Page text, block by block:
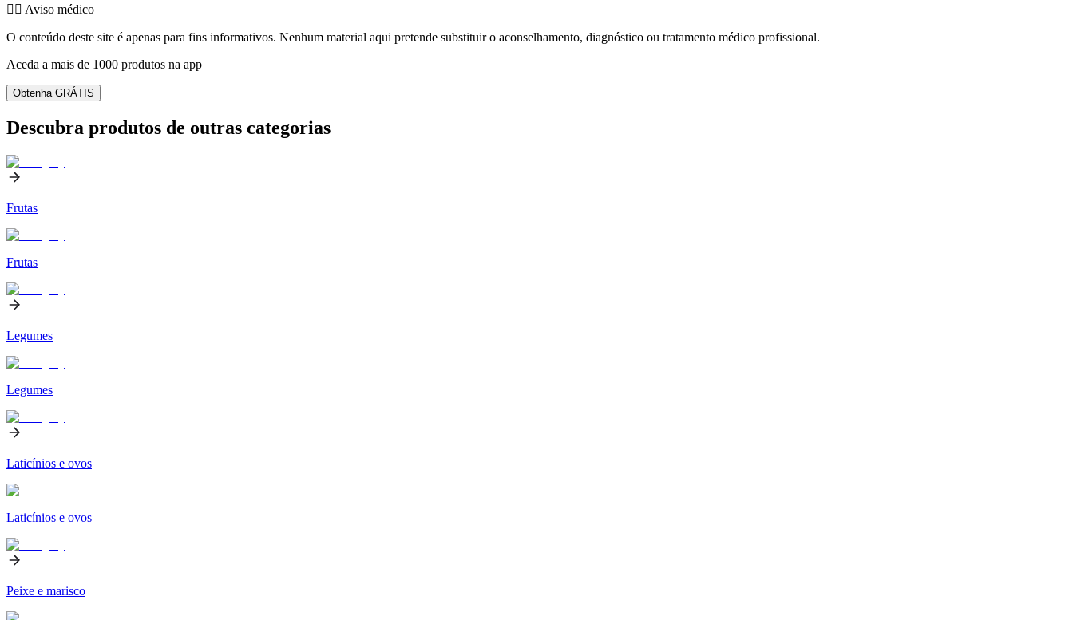
👨‍⚕️️ Aviso médico
O conteúdo deste site é apenas para fins informativos. Nenhum material aqui pretende substituir o aconselhamento, diagnóstico ou tratamento médico profissional.
Aceda a mais de 1000 produtos na app
Obtenha GRÁTIS
Descubra produtos de outras categorias
Frutas
Frutas
Legumes
Legumes
Laticínios e ovos
Laticínios e ovos
Peixe e marisco